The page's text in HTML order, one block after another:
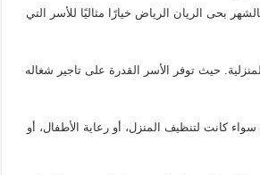
بحى الريان الرياض خيارًا مثاليًا للأسر التي
حيث توفر الأسر القدرة على تاجير شغاله
كانت لتنظيف المنزل، أو رعاية الأطفال، أو